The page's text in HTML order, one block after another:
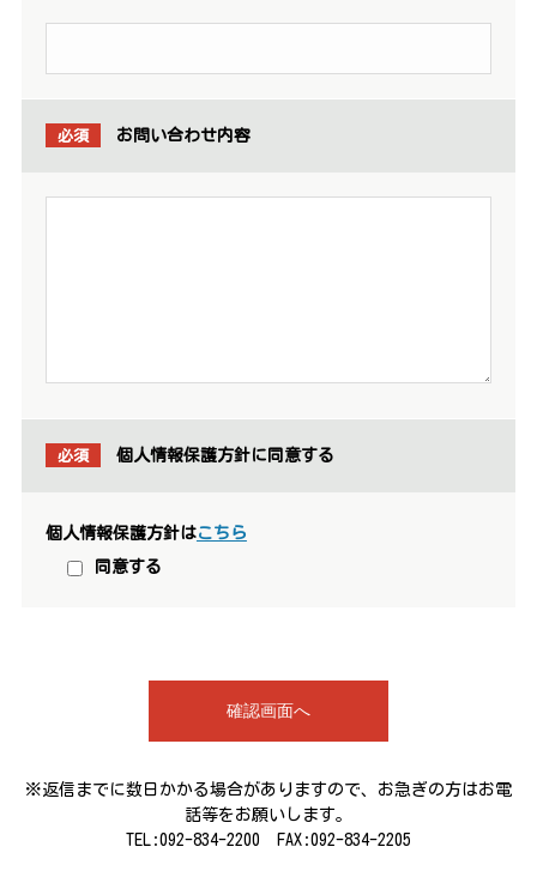
必須 お問い合わせ内容
必須 個人情報保護方針に同意する
個人情報保護方針はこちら
同意する
※返信までに数日かかる場合がありますので、お急ぎの方はお電
話等をお願いします。
TEL:092-834-2200 FAX:092-834-2205